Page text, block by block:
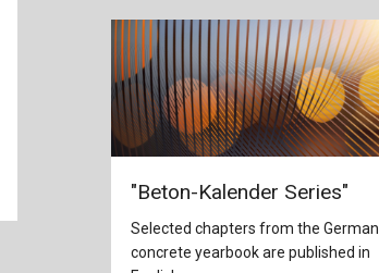
"Beton-Kalender Series"
Selected chapters from the German
concrete yearbook are published in